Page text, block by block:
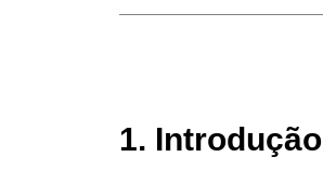
1. Introdução